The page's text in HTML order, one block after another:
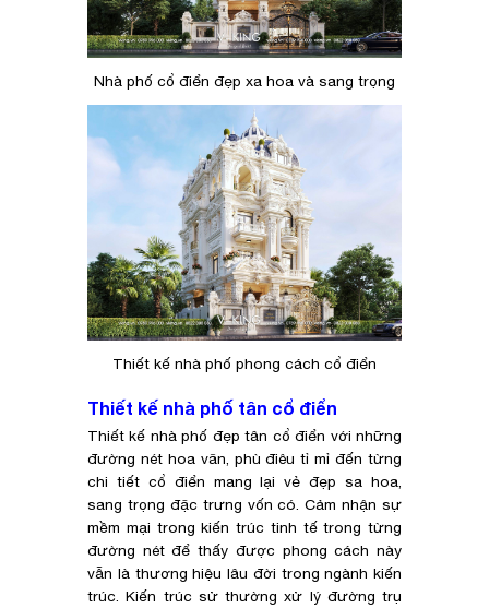
Nhà phố cổ điển đẹp xa hoa và sang trọng
Thiết kế nhà phố phong cách cổ điển
Thiết kế nhà phố tân cổ điển
Thiết kế nhà phố đẹp tân cổ điển với những
đường nét hoa văn, phù điêu tỉ mỉ đến từng
chi tiết cổ điển mang lại vẻ đẹp sa hoa,
sang trọng đặc trưng vốn có. Cảm nhận sự
mềm mại trong kiến trúc tinh tế trong từng
đường nét để thấy được phong cách này
vẫn là thương hiệu lâu đời trong ngành kiến
trúc. Kiến trúc sử thường xử lý đường trụ